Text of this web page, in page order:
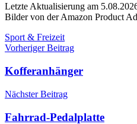
Letzte Aktualisierung am
Bilder von der Amazon Product
Sport & Freizeit
Beitragsnavigation
Vorheriger Beitrag
Kofferanhänger
Nächster Beitrag
Fahrrad-Pedalplatte